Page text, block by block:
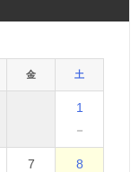
金 土
1
－
7
8